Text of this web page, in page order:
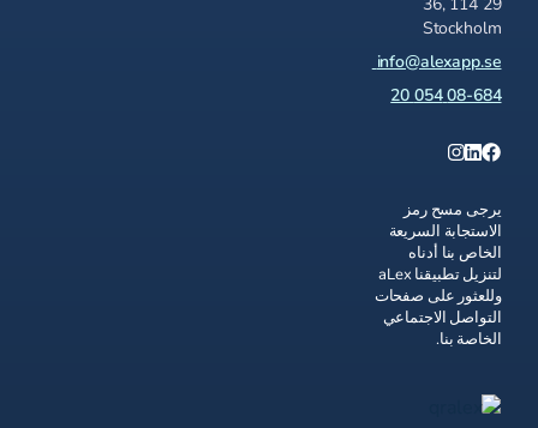
Stockholm
info@alexapp.se
08-684 054 20
يرجى مسح رمز
الاستجابة السريعة
الخاص بنا أدناه
لتنزيل تطبيقنا aLex
وللعثور على صفحات
التواصل الاجتماعي
الخاصة بنا.